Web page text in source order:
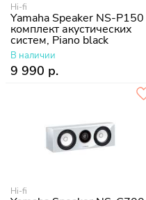
Hi-fi
Yamaha Speaker NS-P150
комплект акустических
систем, Piano black
В наличии
9 990 р.
Hi-fi